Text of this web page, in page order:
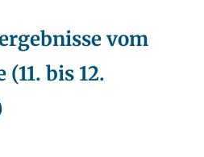
vom
bis 12.